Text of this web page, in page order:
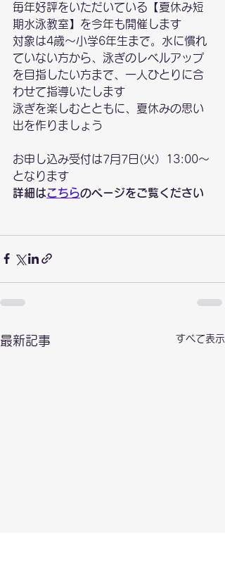
毎年好評をいただいている【夏休み短
期水泳教室】を今年も開催します
対象は4歳～小学6年生まで。水に慣れ
ていない方から、泳ぎのレベルアップ
を目指したい方まで、一人ひとりに合
わせて指導いたします
泳ぎを楽しむとともに、夏休みの思い
出を作りましょう
お申し込み受付は7月7日(火）13:00～
となります
詳細はこちらのページをご覧ください
最新記事 すべて表示